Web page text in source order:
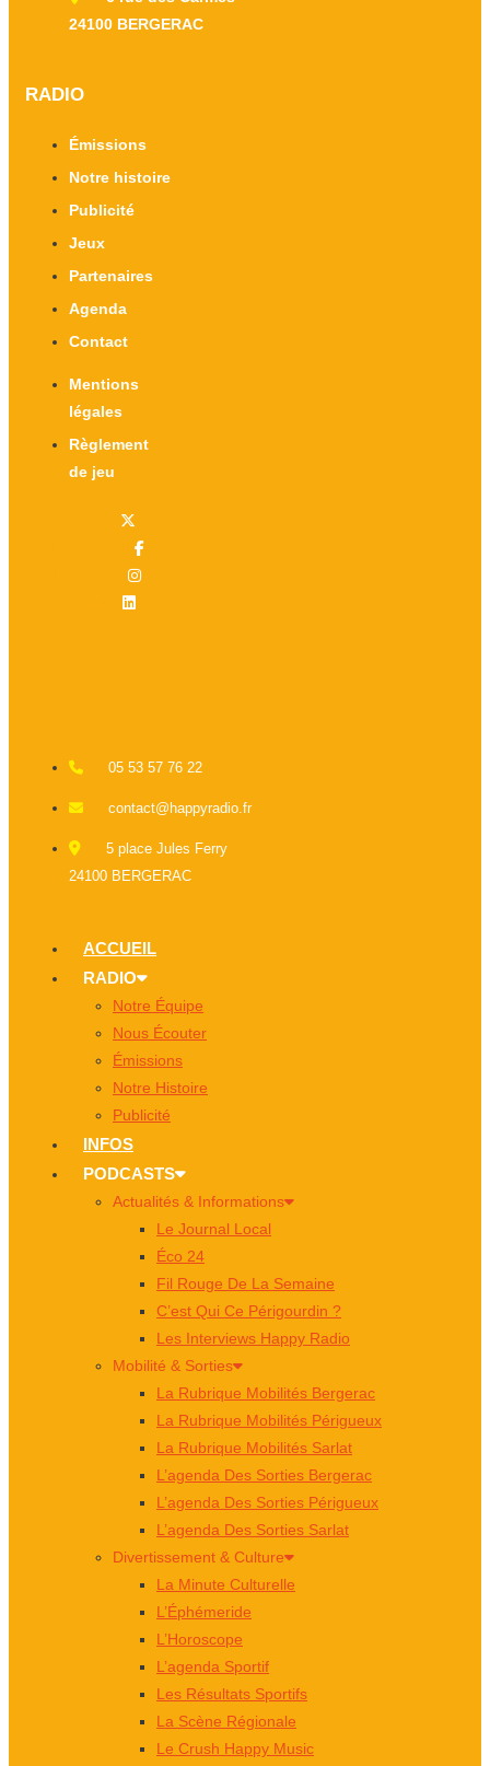
24100 BERGERAC
RADIO
Émissions
Notre histoire
Publicité
Jeux
Partenaires
Agenda
Contact
Mentions
légales
Règlement
de jeu
05 53 57 76 22
contact@happyradio.fr
5 place Jules Ferry
24100 BERGERAC
ACCUEIL
RADIO
Notre Équipe
Nous Écouter
Émissions
Notre Histoire
Publicité
INFOS
PODCASTS
Actualités & Informations
Le Journal Local
Éco 24
Fil Rouge De La Semaine
C’est Qui Ce Périgourdin ?
Les Interviews Happy Radio
Mobilité & Sorties
La Rubrique Mobilités Bergerac
La Rubrique Mobilités Périgueux
La Rubrique Mobilités Sarlat
L’agenda Des Sorties Bergerac
L’agenda Des Sorties Périgueux
L’agenda Des Sorties Sarlat
Divertissement & Culture
La Minute Culturelle
L’Éphémeride
L’Horoscope
L’agenda Sportif
Les Résultats Sportifs
La Scène Régionale
Le Crush Happy Music